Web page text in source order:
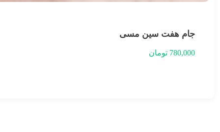
جام هفت سین مسی
780,000 تومان